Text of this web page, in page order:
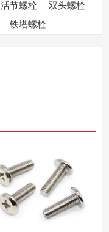
活节螺栓
双头螺栓
铁塔螺栓